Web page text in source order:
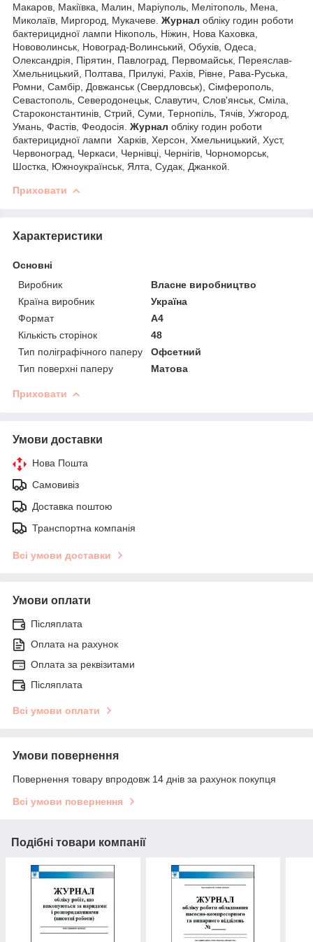
Макаров, Макіївка, Малин, Маріуполь, Мелітополь, Мена,
Миколаїв, Миргород, Мукачеве. Журнал обліку годин роботи
бактерицидної лампи Нікополь, Ніжин, Нова Каховка,
Нововолинськ, Новоград-Волинський, Обухів, Одеса,
Олександрія, Пірятин, Павлоград, Первомайськ, Переяслав-
Хмельницький, Полтава, Прилукі, Рахів, Рівне, Рава-Руська,
Ромни, Самбір, Довжанськ (Свердловськ), Сімферополь,
Севастополь, Северодонецьк, Славутич, Слов'янськ, Сміла,
Староконстантинів, Стрий, Суми, Тернопіль, Тячів, Ужгород,
Умань, Фастів, Феодосія. Журнал обліку годин роботи
бактерицидної лампи Харків, Херсон, Хмельницький, Хуст,
Червоноград, Черкаси, Чернівці, Чернігів, Чорноморськ,
Шостка, Южноукраїнськ, Ялта, Судак, Джанкой.
Приховати
Характеристики
Основні
Виробник
Власне виробництво
Країна виробник
Україна
Формат
A4
Кількість сторінок
48
Тип поліграфічного паперу
Офсетний
Тип поверхні паперу
Матова
Приховати
Умови доставки
Нова Пошта
Самовивіз
Доставка поштою
Транспортна компанія
Всі умови доставки
Умови оплати
Післяплата
Оплата на рахунок
Оплата за реквізитами
Післяплата
Всі умови оплати
Умови повернення
Повернення товару впродовж 14 днів за рахунок покупця
Всі умови повернення
Подібні товари компанії